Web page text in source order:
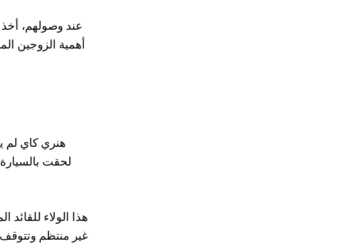
أهمية الزوجين
هنري كاي لم
لحقت
هذا الولاء
غير منتظم